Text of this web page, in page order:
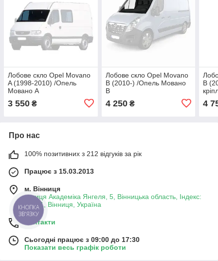
Лобове скло Opel Movano
A (1998-2010) /Опель
Мовано А
3 550 ₴
Лобове скло Opel Movano
B (2010-) /Опель Мовано
В
4 250₴
B
4
Про нас
100% позитивних з 212 відгуків за рік
Працює з 15.03.2013
м. Вінниця
вулиця Академіка Янгеля, 5, Вінницька область, Індекс:
21001, Вінниця, Україна
Контакти
Сьогодні працює з 09:00 до 17:30
Показати весь графік роботи
КНОПКА
ЗВ'ЯЗКУ